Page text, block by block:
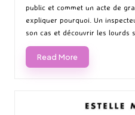
public et commet un acte de
expliquer pourquoi. Un
son cas et découvrir les lourds
Read More